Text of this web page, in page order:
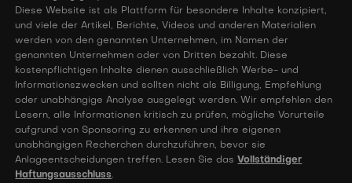
Diese Website ist als Plattform für besondere Inhalte konzipiert,
und viele der Artikel, Berichte, Videos und anderen Materialien
werden von den genannten Unternehmen, im Namen der
genannten Unternehmen oder von Dritten bezahlt. Diese
kostenpflichtigen Inhalte dienen ausschließlich Werbe- und
Informationszwecken und sollten nicht als Billigung, Empfehlung
oder unabhängige Analyse ausgelegt werden. Wir empfehlen den
Lesern, alle Informationen kritisch zu prüfen, mögliche Vorurteile
aufgrund von Sponsoring zu erkennen und ihre eigenen
unabhängigen Recherchen durchzuführen, bevor sie
Anlageentscheidungen treffen. Lesen Sie dasVollständiger
Haftungsausschluss.